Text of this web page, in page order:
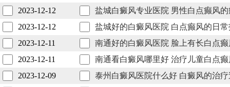
2023-12-12
盐城白癜风专业医院 男性白点癫风
2023-12-12
盐城好的白癜风医院 白点癫风的日
2023-12-11
南通好的白癜风医院 脸上有长白点
2023-12-11
南通看白癜风哪里好 治疗儿童白点
2023-12-09
泰州白癜风医院什么好 白癜风的治